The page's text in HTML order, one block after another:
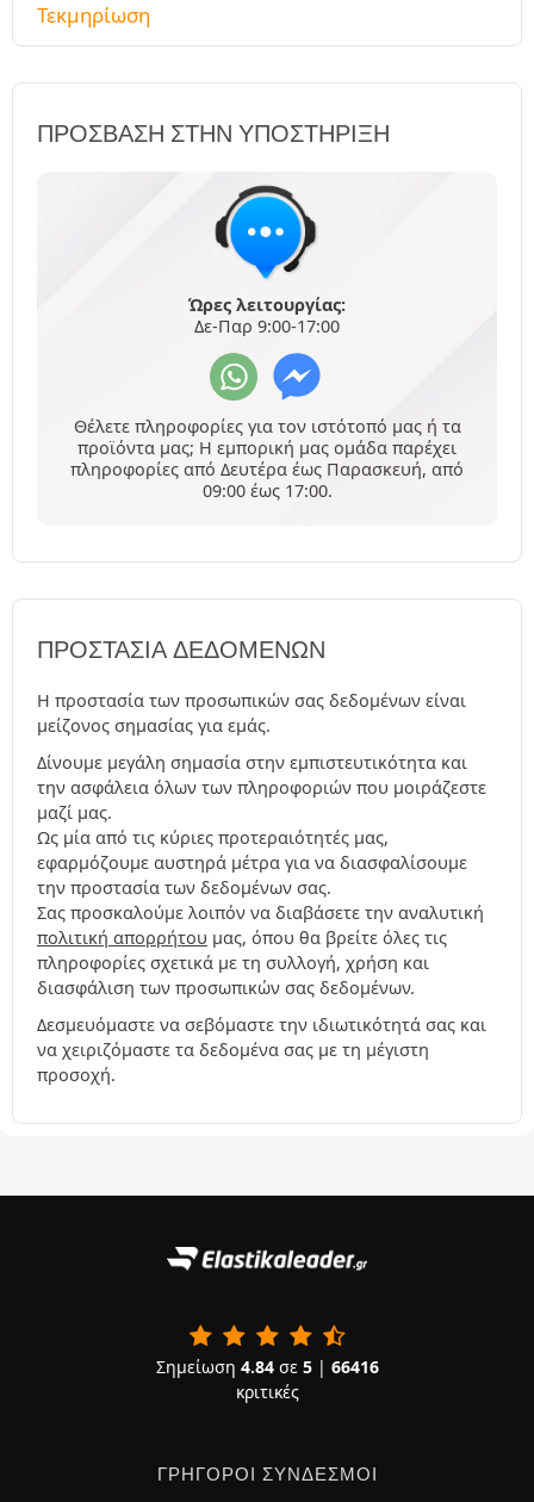
Τεκμηρίωση
ΠΡΌΣΒΑΣΗ ΣΤΗΝ ΥΠΟΣΤΉΡΙΞΗ
Ώρες λειτουργίας:
Δε-Παρ 9:00-17:00
Θέλετε πληροφορίες για τον ιστότοπό μας ή τα
προϊόντα μας; Η εμπορική μας ομάδα παρέχει
πληροφορίες από Δευτέρα έως Παρασκευή, από
09:00 έως 17:00.
ΠΡΟΣΤΑΣΊΑ ΔΕΔΟΜΈΝΩΝ
Η προστασία των προσωπικών σας δεδομένων είναι
μείζονος σημασίας για εμάς.
Δίνουμε μεγάλη σημασία στην εμπιστευτικότητα και
την ασφάλεια όλων των πληροφοριών που μοιράζεστε
μαζί μας.
Ως μία από τις κύριες προτεραιότητές μας,
εφαρμόζουμε αυστηρά μέτρα για να διασφαλίσουμε
την προστασία των δεδομένων σας.
Σας προσκαλούμε λοιπόν να διαβάσετε την αναλυτική
πολιτική απορρήτου μας, όπου θα βρείτε όλες τις
πληροφορίες σχετικά με τη συλλογή, χρήση και
διασφάλιση των προσωπικών σας δεδομένων.
Δεσμευόμαστε να σεβόμαστε την ιδιωτικότητά σας και
να χειριζόμαστε τα δεδομένα σας με τη μέγιστη
προσοχή.
Σημείωση 4.84σε 5| 66416
κριτικές
ΓΡΉΓΟΡΟΙ ΣΎΝΔΕΣΜΟΙ